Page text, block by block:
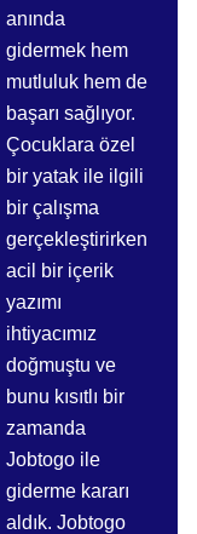
anında
gidermek hem
mutluluk hem de
başarı sağlıyor.
Çocuklara özel
bir yatak ile ilgili
bir çalışma
gerçekleştirirken
acil bir içerik
yazımı
ihtiyacımız
doğmuştu ve
bunu kısıtlı bir
zamanda
Jobtogo ile
giderme kararı
aldık. Jobtogo